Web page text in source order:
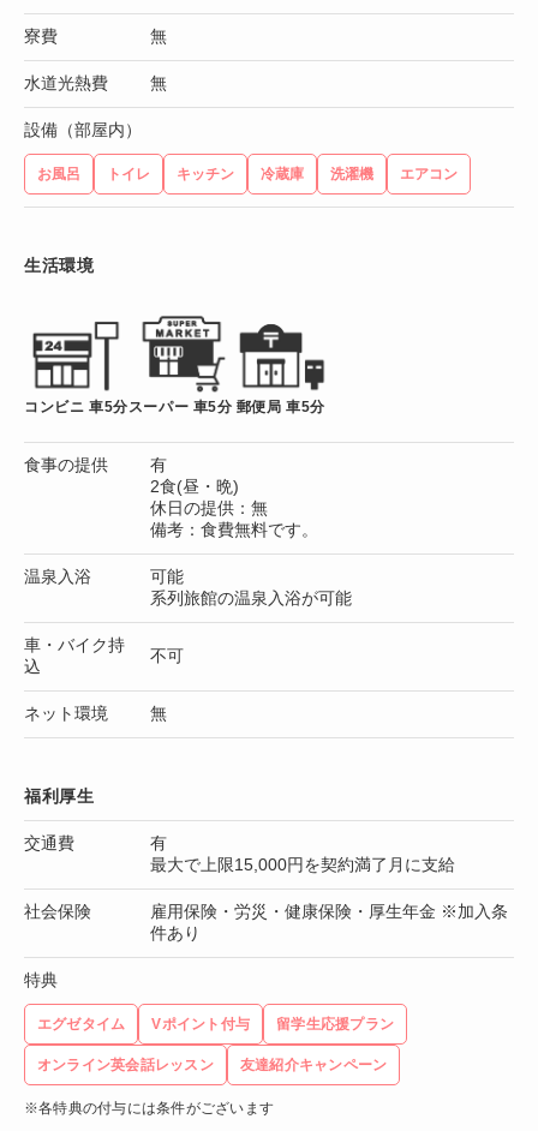
寮費 無
水道光熱費 無
設備（部屋内）
お風呂 トイレ キッチン 冷蔵庫 洗濯機 エアコン
生活環境
コンビニ 車5分 スーパー 車5分 郵便局 車5分
食事の提供
有
2食(昼・晩)
休日の提供：無
備考：食費無料です。
温泉入浴
可能
系列旅館の温泉入浴が可能
車・バイク持
込
不可
ネット環境 無
福利厚生
交通費
有
最大で上限15,000円を契約満了月に支給
社会保険
雇用保険・労災・健康保険・厚生年金 ※加入条
件あり
特典
エグゼタイム Vポイント付与 留学生応援プラン
オンライン英会話レッスン 友達紹介キャンペーン
※各特典の付与には条件がございます